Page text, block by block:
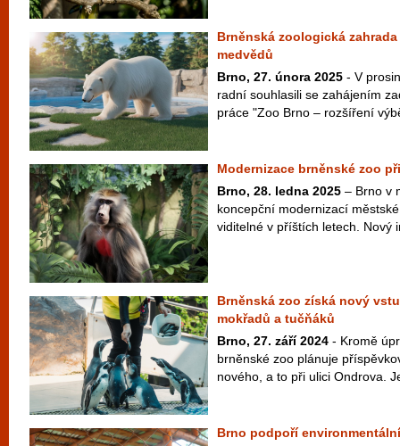
Brněnská zoologická
medvědů
Brno, 27. února 2025 - V
radní souhlasili se zahájením
práce "Zoo Brno – rozšíření
Modernizace brněnské zoo
Brno, 28. ledna 2025 – Brno v
koncepční modernizací
viditelné v příštích letech. Nový
Brněnská zoo získá nový
mokřadů a tučňáků
Brno, 27. září 2024 - Kromě
brněnské zoo plánuje
nového, a to při ulici Ondrova.
Brno podpoří